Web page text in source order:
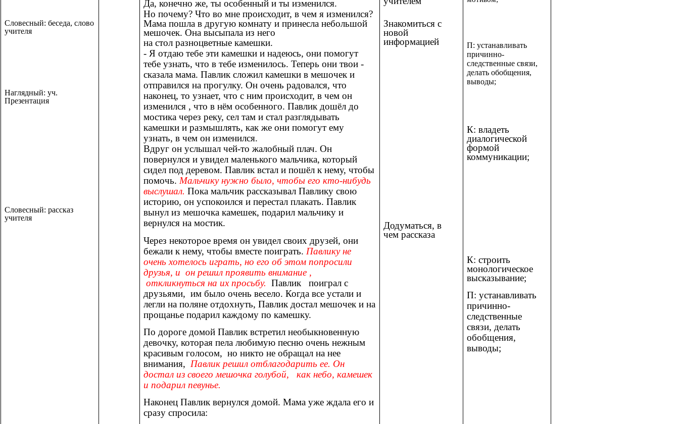
Словесный: беседа, слово
учителя
Наглядный: уч.
Презентация
Словесный: рассказ
учителя
Да, конечно же, ты особенный и ты изменился.
Но почему? Что во мне происходит, в чем я изменился?
Мама пошла в другую комнату и принесла небольшой
мешочек. Она высыпала из него
на стол разноцветные камешки.
- Я отдаю тебе эти камешки и надеюсь, они помогут
тебе узнать, что в тебе изменилось. Теперь они твои -
сказала мама. Павлик сложил камешки в мешочек и
отправился на прогулку. Он очень радовался, что
наконец, то узнает, что с ним происходит, в чем он
изменился , что в нём особенного. Павлик дошёл до
мостика через реку, сел там и стал разглядывать
камешки и размышлять, как же они помогут ему
узнать, в чем он изменился.
Вдруг он услышал чей-то жалобный плач. Он
повернулся и увидел маленького мальчика, который
сидел под деревом. Павлик встал и пошёл к нему, чтобы
помочь. Мальчику нужно было, чтобы его кто-нибудь
выслушал. Пока мальчик рассказывал Павлику свою
историю, он успокоился и перестал плакать. Павлик
вынул из мешочка камешек, подарил мальчику и
вернулся на мостик.
Через некоторое время он увидел своих друзей, они
бежали к нему, чтобы вместе поиграть. Павлику не
очень хотелось играть, но его об этом попросили
друзья, и он решил проявить внимание ,
откликнуться на их просьбу. Павлик поиграл с
друзьями, им было очень весело. Когда все устали и
легли на поляне отдохнуть, Павлик достал мешочек и на
прощанье подарил каждому по камешку.
По дороге домой Павлик встретил необыкновенную
девочку, которая пела любимую песню очень нежным
красивым голосом, но никто не обращал на нее
внимания, Павлик решил отблагодарить ее. Он
достал из своего мешочка голубой, как небо, камешек
и подарил певунье.
Наконец Павлик вернулся домой. Мама уже ждала его и
сразу спросила:
Знакомиться с
новой
информацией
Додуматься, в
чем рассказа
П: устанавливать
причинно-
следственные связи,
делать обобщения,
выводы;
К: владеть
диалогической
формой
коммуникации;
К: строить
монологическое
высказывание;
П: устанавливать
причинно-
следственные
связи, делать
обобщения,
выводы;